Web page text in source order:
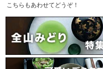
こちらもあわせてどうぞ！